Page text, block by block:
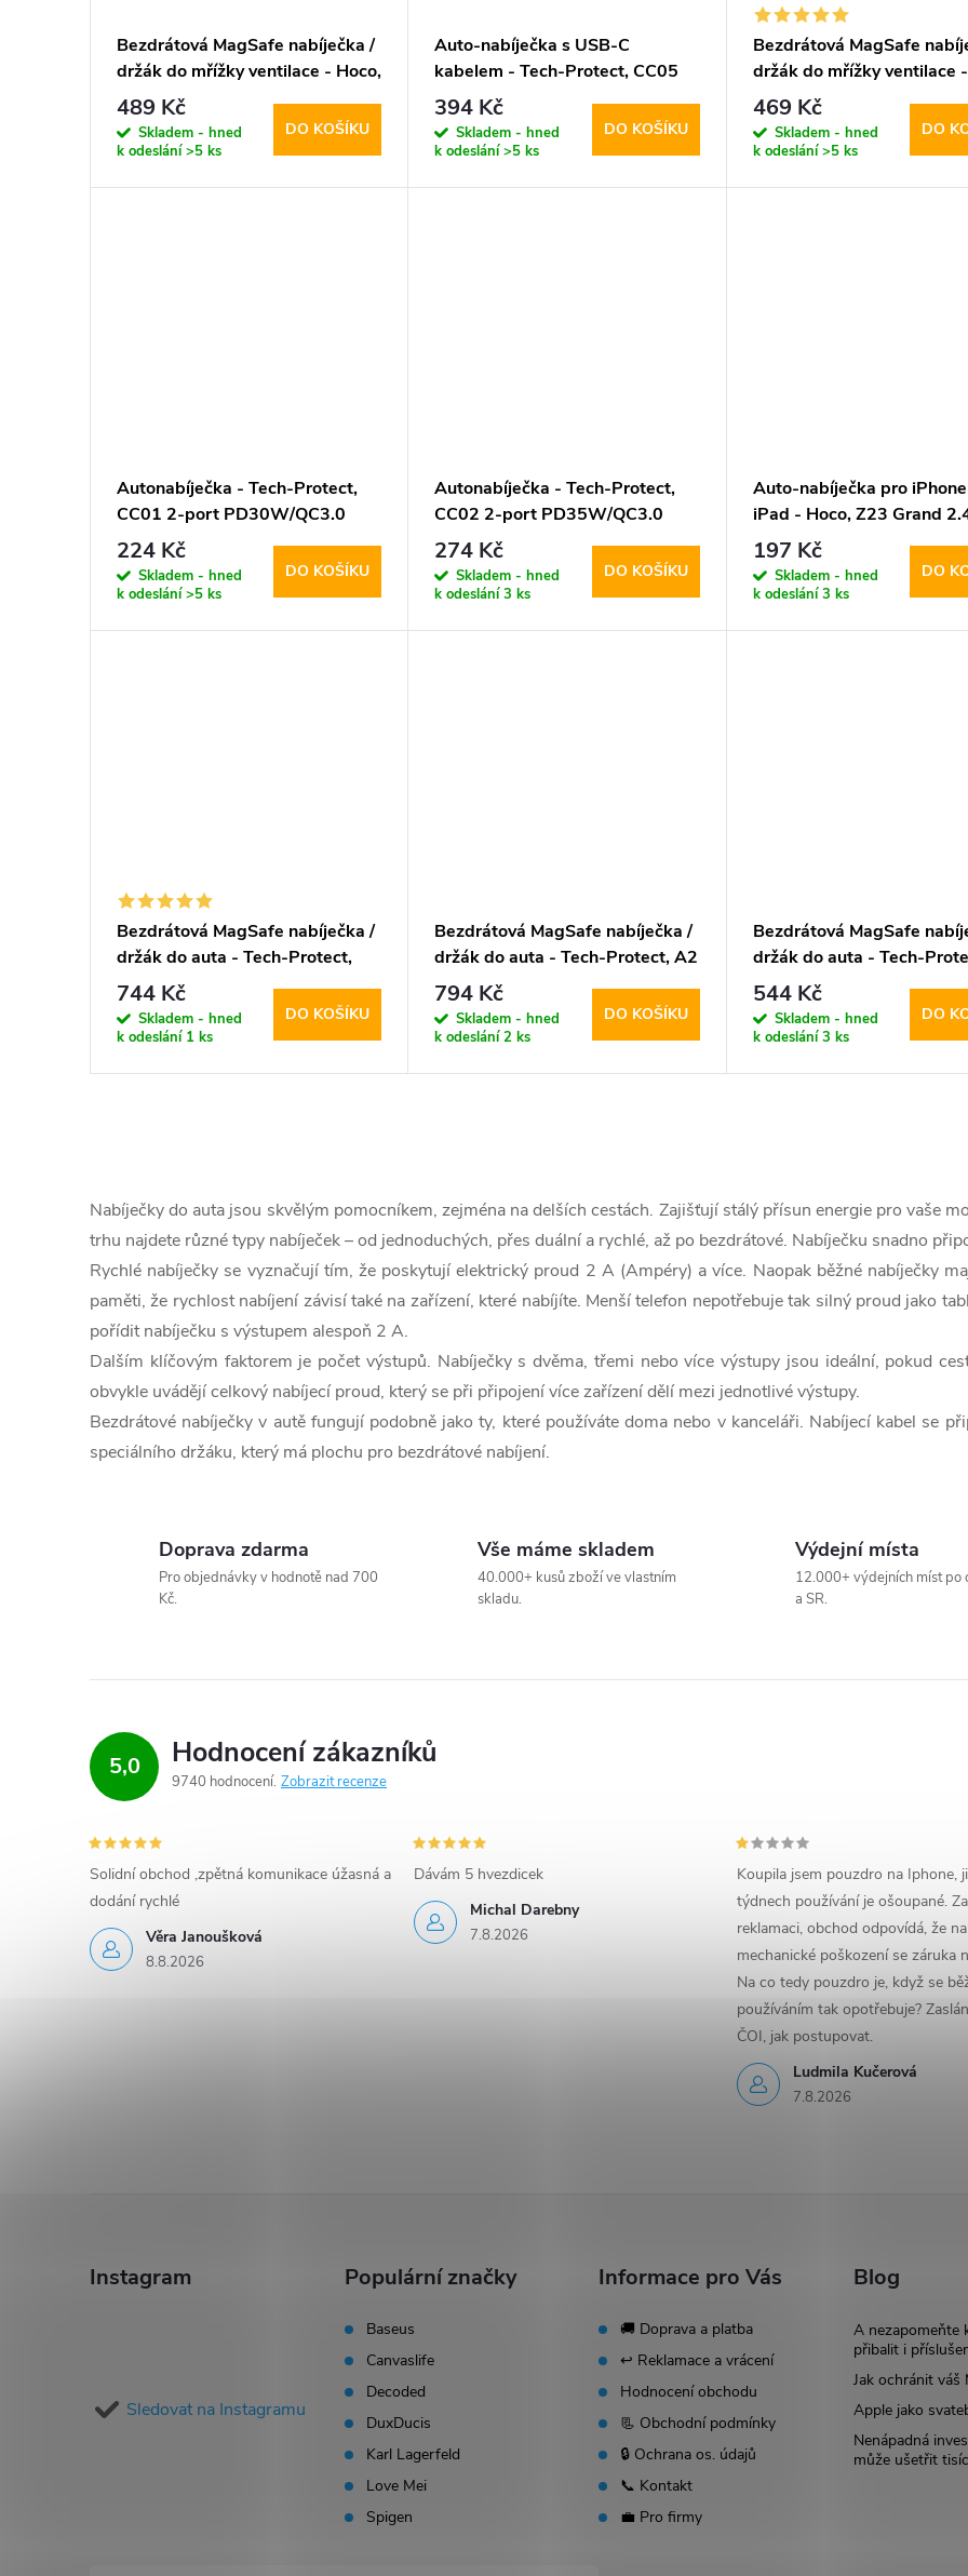
t
d
Bezdrátová MagSafe nabíječka /
držák do mřížky ventilace - Hoco,
CA91 Magic
489 Kč
Skladem - hned
k odeslání>5 ks
DO KOŠÍKU
Auto-nabíječka s USB-C
kabelem - Tech-Protect, CC05
2-port PD60W
394 Kč
Skladem - hned
k odeslání>5 ks
DO KOŠÍKU
Bezdrátová MagSafe
držák do mřížky ventilace
CA85 Ultrafast
469 Kč
Skladem - hned
k odeslání>5 ks
DO
Autonabíječka - Tech-Protect,
CC01 2-port PD30W/QC3.0
224 Kč
Skladem - hned
k odeslání>5 ks
DO KOŠÍKU
Autonabíječka - Tech-Protect,
CC02 2-port PD35W/QC3.0
274 Kč
Skladem - hned
k odeslání3 ks
DO KOŠÍKU
Auto-nabíječka pro
iPad - Hoco, Z23 Grand
197 Kč
Skladem - hned
k odeslání3 ks
DO
Bezdrátová MagSafe nabíječka /
držák do auta - Tech-Protect,
MM15W-V1 Dashboard & Vent
744 Kč
Skladem - hned
k odeslání 1 ks
DO KOŠÍKU
Bezdrátová MagSafe nabíječka /
držák do auta - Tech-Protect, A2
15W Black
794 Kč
Skladem - hned
k odeslání2 ks
DO KOŠÍKU
Bezdrátová MagSafe
držák do auta - Tech-
MM15W-V6 Dashboard &
544 Kč
Skladem - hned
k odeslání3 ks
DO
v
l
á
d
a
c
í
y
ý
p
i
s
u
Nabíječky do auta jsou skvělým pomocníkem, zejména na delších cestách. Zajišťují stálý přísun energie pro vaše
trhu najdete různé typy nabíječek – od jednoduchých, přes duální a rychlé, až po bezdrátové. Nabíječku snadno
Rychlé nabíječky se vyznačují tím, že poskytují elektrický proud 2 A (Ampéry) a více. Naopak běžné nabíječky
paměti, že rychlost nabíjení závisí také na zařízení, které nabíjíte. Menší telefon nepotřebuje tak silný proud jako
pořídit nabíječku s výstupem alespoň 2 A.
Dalším klíčovým faktorem je počet výstupů. Nabíječky s dvěma, třemi nebo více výstupy jsou ideální, pokud
obvykle uvádějí celkový nabíjecí proud, který se při připojení více zařízení dělí mezi jednotlivé výstupy.
Bezdrátové nabíječky v autě fungují podobně jako ty, které používáte doma nebo v kanceláři. Nabíjecí kabel se
speciálního držáku, který má plochu pro bezdrátové nabíjení.
Doprava zdarma
Pro objednávky v hodnotě nad 700
Kč.
Vše máme skladem
40.000+ kusů zboží ve vlastním
skladu.
Výdejní místa
12.000+ výdejních míst po
a SR.
5,0 Hodnocení zákazníků
9740 hodnocení Zobrazit recenze
Věra Janoušková
8.8.2026
Solidní obchod ,zpětná komunikace úžasná a
dodání rychlé
Michal Darebny
7.8.2026
Dávám 5 hvezdicek
Ludmila Kučerová
7.8.2026
Koupila jsem pouzdro na Iphone,
týdnech používání je ošoupané.
reklamaci, obchod odpovídá, že na
mechanické poškození se záruka
Na co tedy pouzdro je, když se
používáním tak opotřebuje?
ČOI, jak postupovat.
Instagram
Sledovat na Instagramu
Populární značky
Baseus
Canvaslife
Decoded
DuxDucis
Karl Lagerfeld
Love Mei
Spigen
Informace pro Vás
🚚 Doprava a platba
↩️ Reklamace a vrácení
Hodnocení obchodu
📃 Obchodní podmínky
🔒 Ochrana os. údajů
📞 Kontakt
💼 Pro firmy
Blog
A nezapomeňte
přibalit i
Jak ochránit váš
Apple jako
Nenápadná
může ušetřit